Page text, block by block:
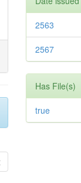
2563
2567
Has File(s)
true